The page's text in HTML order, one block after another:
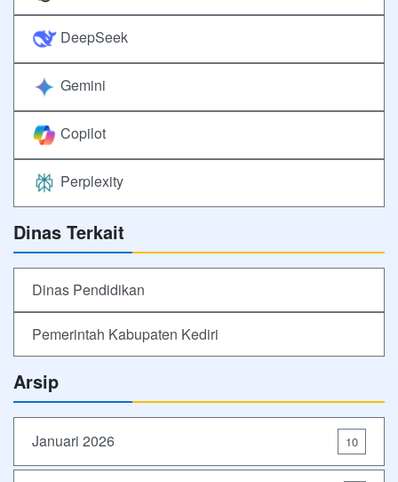
DeepSeek
Gemini
Copilot
Perplexity
Dinas Terkait
Dinas Pendidikan
Pemerintah Kabupaten Kediri
Arsip
Januari 2026 10